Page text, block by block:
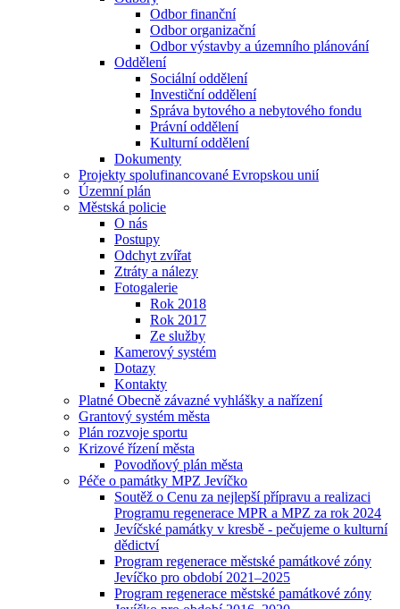
Odbor finanční
Odbor organizační
Odbor výstavby a územního plánování
Oddělení
Sociální oddělení
Investiční oddělení
Správa bytového a nebytového fondu
Právní oddělení
Kulturní oddělení
Dokumenty
Projekty spolufinancované Evropskou unií
Územní plán
Městská policie
O nás
Postupy
Odchyt zvířat
Ztráty a nálezy
Fotogalerie
Rok 2018
Rok 2017
Ze služby
Kamerový systém
Dotazy
Kontakty
Platné Obecně závazné vyhlášky a nařízení
Grantový systém města
Plán rozvoje sportu
Krizové řízení města
Povodňový plán města
Péče o památky MPZ Jevíčko
Soutěž o Cenu za nejlepší přípravu a realizaci
Programu regenerace MPR a MPZ za rok 2024
Jevíčské památky v kresbě - pečujeme o kulturní
dědictví
Program regenerace městské památkové zóny
Jevíčko pro období 2021–2025
Program regenerace městské památkové zóny